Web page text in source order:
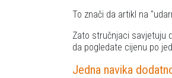
To znači da artikl na
Zato stručnjaci savjetuju
da pogledate cijenu po
Jedna navika